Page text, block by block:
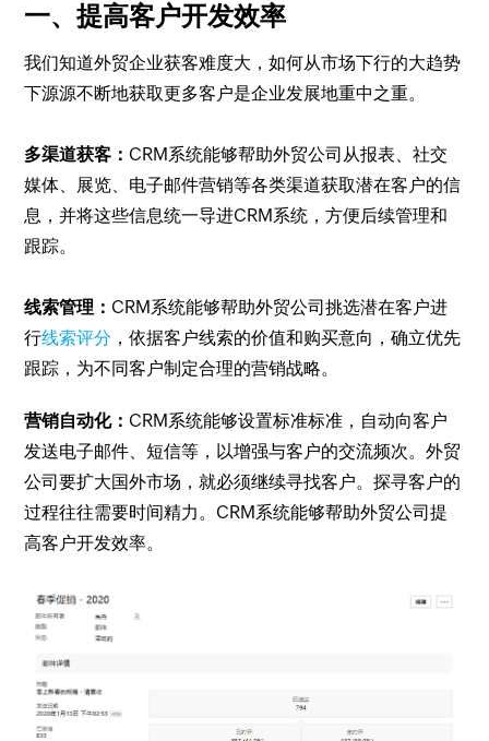
一、提高客户开发效率
我们知道外贸企业获客难度大，如何从市场下行的大趋势
下源源不断地获取更多客户是企业发展地重中之重。
多渠道获客： CRM系统能够帮助外贸公司从报表、社交
媒体、展览、电子邮件营销等各类渠道获取潜在客户的信
息，并将这些信息统一导进CRM系统，方便后续管理和
跟踪。
线索管理： CRM系统能够帮助外贸公司挑选潜在客户进
行线索评分 ，依据客户线索的价值和购买意向，确立优先
跟踪，为不同客户制定合理的营销战略。
营销自动化： CRM系统能够设置标准标准，自动向客户
发送电子邮件、短信等，以增强与客户的交流频次。外贸
公司要扩大国外市场，就必须继续寻找客户。探寻客户的
过程往往需要时间精力。CRM系统能够帮助外贸公司提
高客户开发效率。